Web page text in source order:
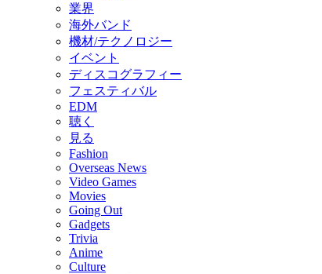
業界
海外バンド
機材/テクノロジー
イベント
ディスコグラフィー
フェスティバル
EDM
聴く
見る
Fashion
Overseas News
Video Games
Movies
Going Out
Gadgets
Trivia
Anime
Culture